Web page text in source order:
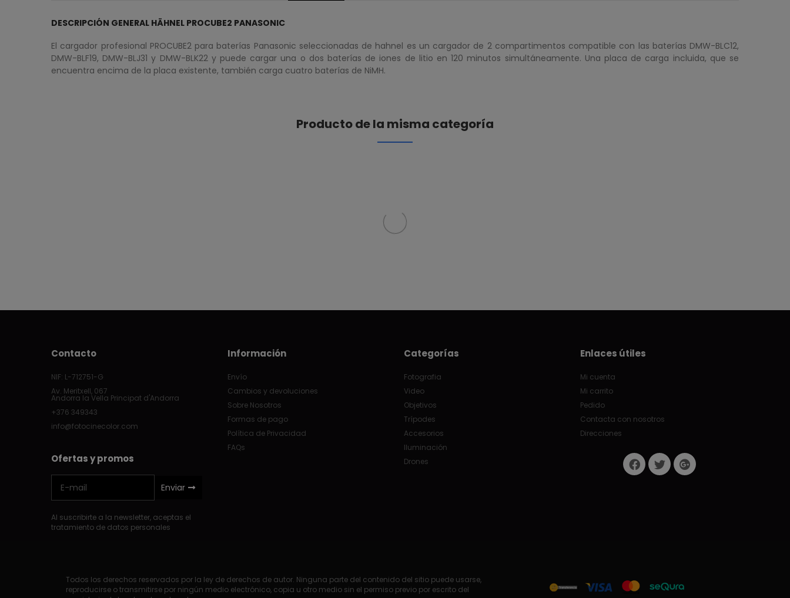
DESCRIPCIÓN GENERAL HÄHNEL PROCUBE2 PANASONIC
El cargador profesional PROCUBE2 para baterías Panasonic seleccionadas de hahnel es un cargador de 2 compartimentos compatible con las baterías DMW-BLC12,
DMW-BLF19, DMW-BLJ31 y DMW-BLK22 y puede cargar una o dos baterías de iones de litio en 120 minutos simultáneamente. Una placa de carga incluida, que se
encuentra encima de la placa existente, también carga cuatro baterías de NiMH.
Producto de la misma categoría
Contacto
NIF: L-712751-G
Av. Meritxell, 067
Andorra la Vella Principat d'Andorra
+376 349343
info@fotocinecolor.com
Ofertas y promos
Enviar
Al suscribirte a la newsletter, aceptas el
tratamiento de datos personales
Información
Envío
Cambios y devoluciones
Sobre Nosotros
Formas de pago
Política de Privacidad
FAQs
Categorías
Fotografia
Video
Objetivos
Trípodes
Accesorios
Iluminación
Drones
Enlaces útiles
Mi cuenta
Mi carrito
Pedido
Contacta con nosotros
Direcciones
Todos los derechos reservados por la ley de derechos de autor. Ninguna parte del contenido del sitio puede usarse,
reproducirse o transmitirse por ningún medio electrónico, copia u otro medio sin el permiso previo por escrito del